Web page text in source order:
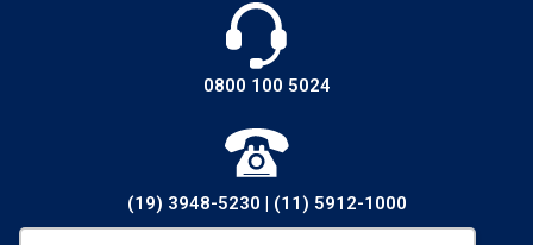
0800 100 5024
(19) 3948-5230 | (11) 5912-1000